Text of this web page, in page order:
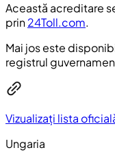
Această acreditare
prin24Toll.com.
Mai jos este
registrul
Vizualizați lista
Ungaria